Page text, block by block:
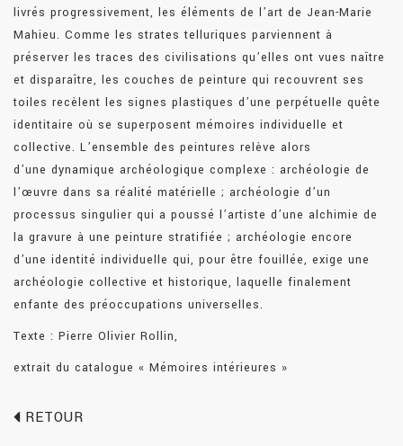
livrés progressivement, les éléments de l’art de Jean-Marie
Mahieu. Comme les strates telluriques parviennent à
préserver les traces des civilisations qu’elles ont vues naître
et disparaître, les couches de peinture qui recouvrent ses
toiles recèlent les signes plastiques d’une perpétuelle quête
identitaire où se superposent mémoires individuelle et
collective. L’ensemble des peintures relève alors
d’une dynamique archéologique complexe : archéologie de
l’œuvre dans sa réalité matérielle ; archéologie d’un
processus singulier qui a poussé l’artiste d’une alchimie de
la gravure à une peinture stratifiée ; archéologie encore
d’une identité individuelle qui, pour être fouillée, exige une
archéologie collective et historique, laquelle finalement
enfante des préoccupations universelles.
Texte : Pierre Olivier Rollin,
extrait du catalogue « Mémoires intérieures »
RETOUR